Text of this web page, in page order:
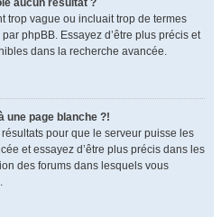
aucun résultat ?
trop vague ou incluait trop de termes
phpBB. Essayez d’être plus précis et
dans la recherche avancée.
une page blanche ?!
pour que le serveur puisse les
et essayez d’être plus précis dans les
des forums dans lesquels vous